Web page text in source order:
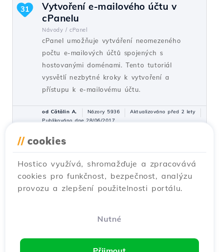
Vytvoření e-mailového účtu v
cPanelu
Návody / cPanel
cPanel umožňuje vytváření neomezeného
počtu e-mailových účtů spojených s
hostovanými doménami. Tento tutoriál
vysvětlí nezbytné kroky k vytvoření a
přístupu k e-mailovému účtu.
31
od Cătălin A. Názory 5936
Aktualizováno před 2 lety
Publikováno dne 28/06/2017
(subkontaktu)
Návody / Obchodní
Přidejte sekundární kontakt do účtu
Názory 3165
// cookies
Hostico využívá, shromažďuje a zpracovává
cookies pro funkčnost, bezpečnost, analýzu
provozu a zlepšení použitelnosti portálu.
Nutné